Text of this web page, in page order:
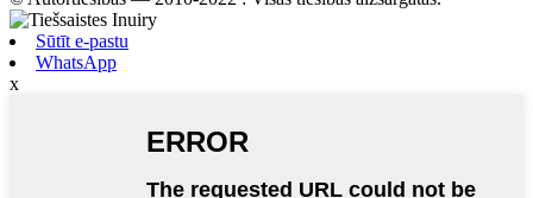
Sūtīt e-pastu
WhatsApp
x